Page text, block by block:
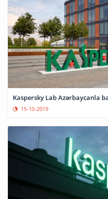
Kaspersky Lab Azərbaycanla
15-10-2019